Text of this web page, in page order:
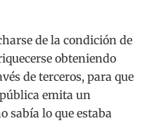
de la condición de
obteniendo
de terceros, para que
emita un
sabía lo que estaba